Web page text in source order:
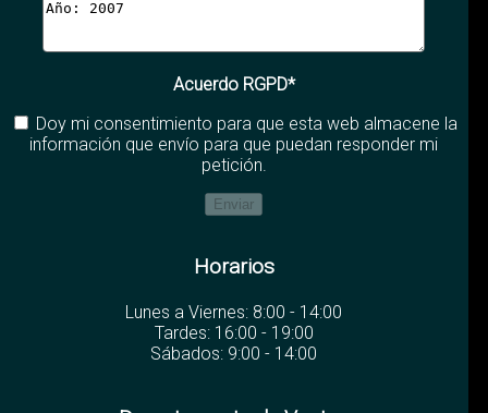
Acuerdo RGPD*
Doy mi consentimiento para que esta web almacene la
información que envío para que puedan responder mi
petición.
Horarios
Lunes a Viernes: 8:00 - 14:00
Tardes: 16:00 - 19:00
Sábados: 9:00 - 14:00